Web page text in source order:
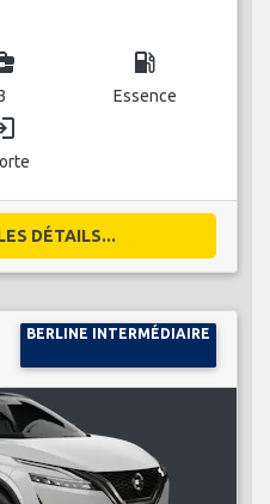
local_gas_station
Essence
DÉTAILS...
BERLINE INTERMÉDIAIRE